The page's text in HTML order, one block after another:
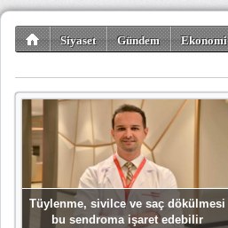
Siyaset Gündem Ekonomi
Tüylenme, sivilce ve saç dökülmesi
bu sendroma işaret edebilir